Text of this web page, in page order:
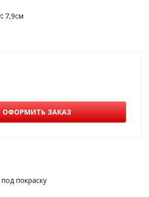
7,9см
ОФОРМИТЬ ЗАКАЗ
покраску